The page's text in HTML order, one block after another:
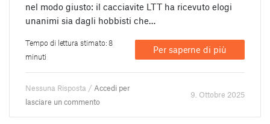
nel modo giusto: il cacciavite LTT ha ricevuto elogi
unanimi sia dagli hobbisti che…
Tempo di lettura stimato: 8
minuti
Per saperne di più
Nessuna Risposta / Accedi per
lasciare un commento
9. Ottobre 2025